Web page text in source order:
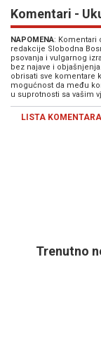
Komentari -
NAPOMENA: Komentari
redakcije Slobodna
psovanja i vulgarnog
bez najave i
obrisati sve komentare
mogućnost da među
u suprotnosti sa vašim
LISTA KOMENTARA
Trenutno